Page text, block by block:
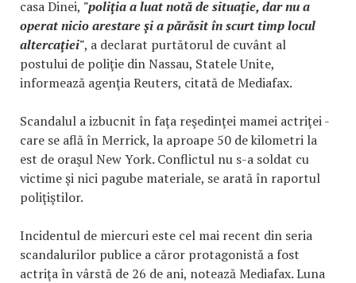
casa Dinei, "poliţia a luat notă de situaţie, dar nu a
operat nicio arestare şi a părăsit în scurt timp locul
altercaţiei", a declarat purtătorul de cuvânt al
postului de poliţie din Nassau, Statele Unite,
informează agenţia Reuters, citată de Mediafax.
Scandalul a izbucnit în faţa reşedinţei mamei actriţei -
care se află în Merrick, la aproape 50 de kilometri la
est de oraşul New York. Conflictul nu s-a soldat cu
victime şi nici pagube materiale, se arată în raportul
poliţiştilor.
Incidentul de miercuri este cel mai recent din seria
scandalurilor publice a căror protagonistă a fost
actriţa în vârstă de 26 de ani, notează Mediafax. Luna